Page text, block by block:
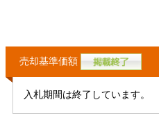
売却基準価額
入札期間は終了しています。